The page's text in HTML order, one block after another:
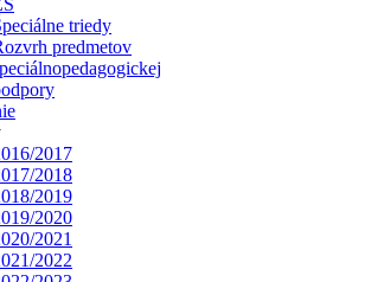
triedy
predmetov
2017
2018
2019
2020
2021
2022